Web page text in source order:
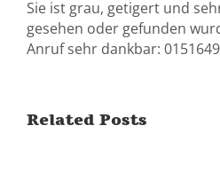
Sie ist grau, getigert und
gesehen oder gefunden
Anruf sehr dankbar:
Related Posts